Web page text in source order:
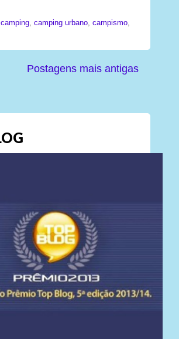
camping camping urbano campismo
Postagens mais antigas